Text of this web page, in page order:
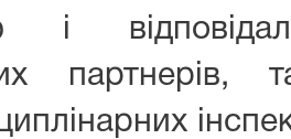
і
партнерів,